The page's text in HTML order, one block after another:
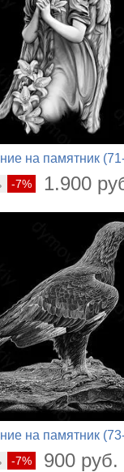
на памятник
-7% 1.900
на памятник
-7% 900 руб.